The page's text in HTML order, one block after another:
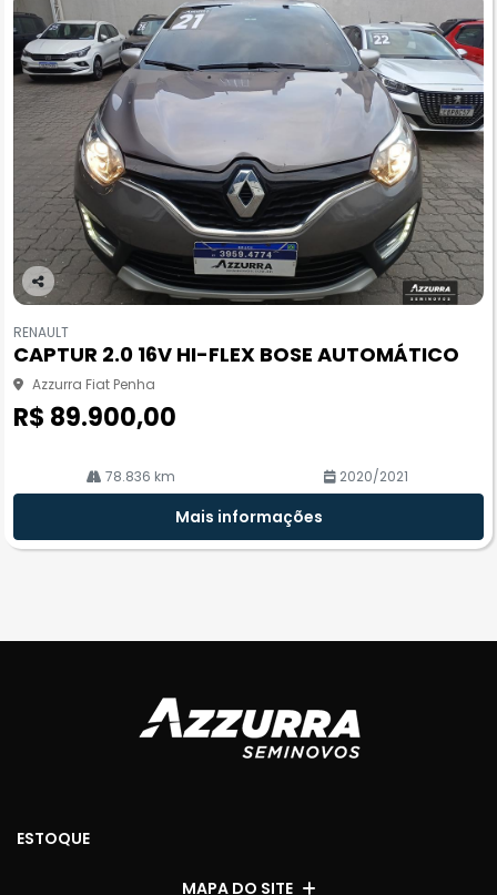
Co
pa
rtil
he
RENAULT
CAPTUR 2.0 16V HI-FLEX BOSE AUTOMÁTICO
Azzurra Fiat Penha
R$ 89.900,00
78.836 km 2020/2021
Mais informações
ESTOQUE
MAPA DO SITE